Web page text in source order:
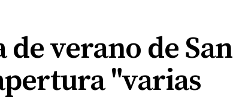
verano de San
"varias